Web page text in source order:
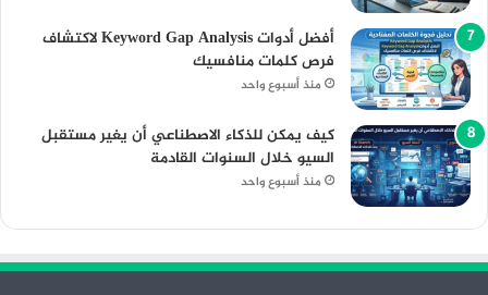
أفضل أدوات Keyword Gap Analysis لاكتشاف
فرص كلمات منافسيك
منذ أسبوع واحد
كيف يمكن للذكاء الاصطناعي أن يغير مستقبل
السيو خلال السنوات القادمة
منذ أسبوع واحد